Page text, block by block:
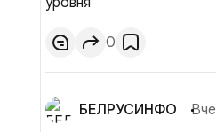
0
БЕЛРУСИНФО